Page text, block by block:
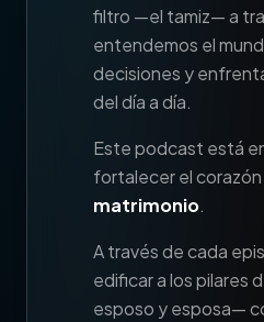
filtro —el tamiz— a
entendemos el
decisiones y
del día a día.
Este podcast está
fortalecer el corazón
matrimonio.
A través de cada
edificar a los pilares
esposo y esposa—